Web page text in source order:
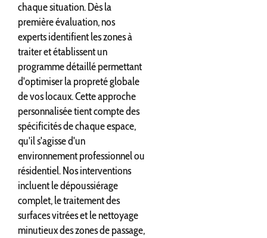
chaque situation. Dès la
première évaluation, nos
experts identifient les zones à
traiter et établissent un
programme détaillé permettant
d'optimiser la propreté globale
de vos locaux. Cette approche
personnalisée tient compte des
spécificités de chaque espace,
qu'il s'agisse d'un
environnement professionnel ou
résidentiel. Nos interventions
incluent le dépoussiérage
complet, le traitement des
surfaces vitrées et le nettoyage
minutieux des zones de passage,